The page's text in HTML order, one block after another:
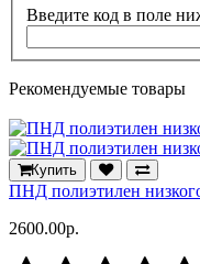
Введите код в поле
Рекомендуемые товары
Купить
ПНД полиэтилен
2600.00р.